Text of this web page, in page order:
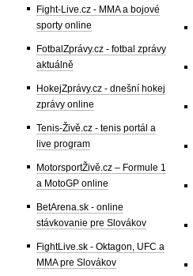
Fight-Live.cz - MMA a bojové
sporty online
FotbalZprávy.cz - fotbal zprávy
aktuálně
HokejZprávy.cz - dnešní hokej
zprávy online
Tenis-Živě.cz - tenis portál a
live program
MotorsportŽivě.cz – Formule 1
a MotoGP online
BetArena.sk - online
stávkovanie pre Slovákov
FightLive.sk - Oktagon, UFC a
MMA pre Slovákov